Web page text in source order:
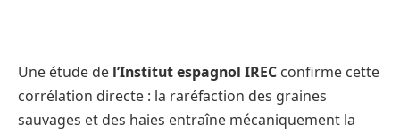
Une étude de l’Institut espagnol IREC confirme cette
corrélation directe : la raréfaction des graines
sauvages et des haies entraîne mécaniquement la